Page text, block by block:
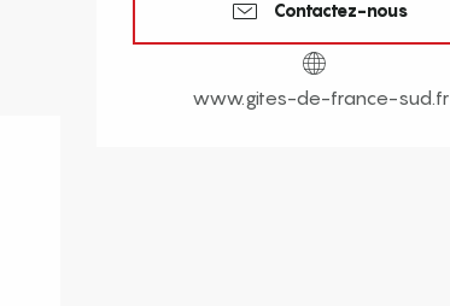
Contactez-nous
www.gites-de-france-sud.fr